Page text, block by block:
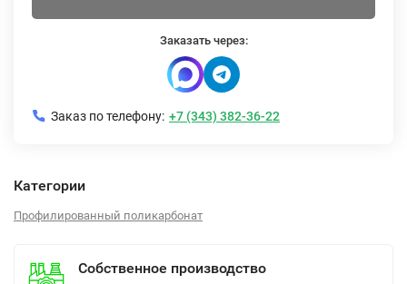
Заказать через:
Заказ по телефону: +7 (343) 382-36-22
Категории
Профилированный поликарбонат
Собственное производство